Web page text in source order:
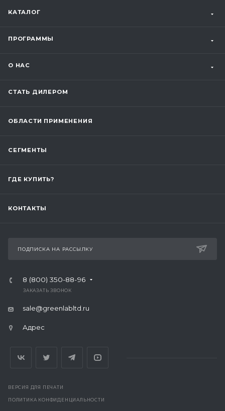
КАТАЛОГ
ПРОГРАММЫ
О НАС
СТАТЬ ДИЛЕРОМ
ОБЛАСТИ ПРИМЕНЕНИЯ
СЕГМЕНТЫ
ГДЕ КУПИТЬ?
КОНТАКТЫ
ПОДПИСКА НА РАССЫЛКУ
8 (800) 350-88-96
ЗАКАЗАТЬ ЗВОНОК
sale@greenlabltd.ru
Адрес
ВЕРСИЯ ДЛЯ ПЕЧАТИ
ПОЛИТИКА КОНФИДЕНЦИАЛЬНОСТИ